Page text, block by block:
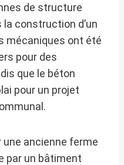
de structure
construction d’un
mécaniques ont été
pour des
que le béton
pour un projet
ancienne ferme
par un bâtiment